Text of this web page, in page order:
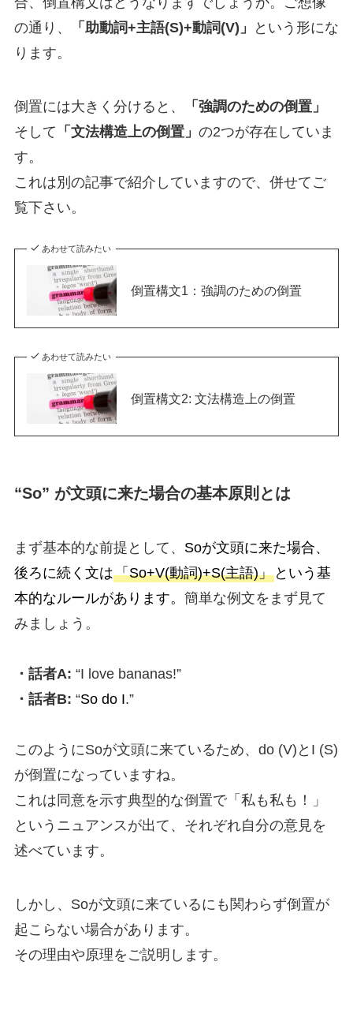
の通り、
「助動詞+主語(S)+動詞(V)」
という形にな
ります。
倒置には大きく分けると、
「強調のための倒置」
そして 「文法構造上の倒置」 の2つが存在していま
す。
これは別の記事で紹介していますので、併せてご
覧下さい。
あわせて読みたい
倒置構文1：強調のための倒置
あわせて読みたい
倒置構文2: 文法構造上の倒置
“So” が文頭に来た場合の基本原則とは
まず基本的な前提として、 Soが文頭に来た場合、
後ろに続く文は「So+V(動詞)+S(主語)」という基
本的なルールがあります。 簡単な例文をまず見て
みましょう。
・話者A: “I love bananas!”
・話者B: “So do I.”
このようにSoが文頭に来ているため、do (V)とI (S)
が倒置になっていますね。
これは同意を示す典型的な倒置で「私も私も！」
というニュアンスが出て、それぞれ自分の意見を
述べています。
しかし、Soが文頭に来ているにも関わらず倒置が
起こらない場合があります。
その理由や原理をご説明します。